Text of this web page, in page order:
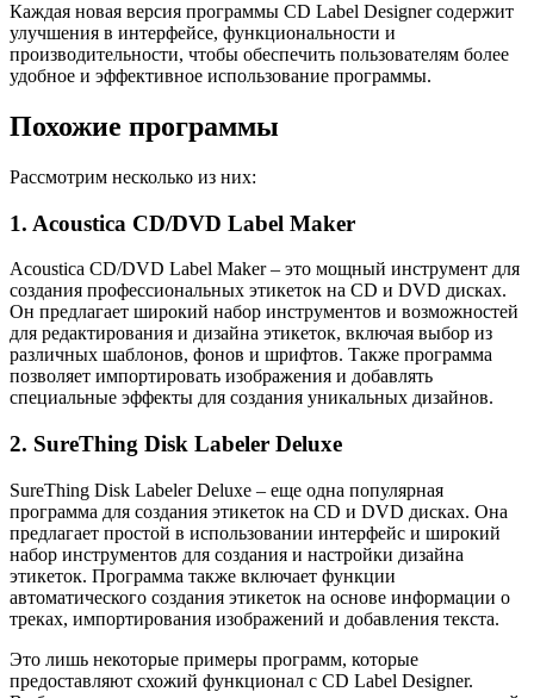
Каждая новая версия программы CD Label Designer содержит
улучшения в интерфейсе, функциональности и
производительности, чтобы обеспечить пользователям более
удобное и эффективное использование программы.
Похожие программы
Рассмотрим несколько из них:
1. Acoustica CD/DVD Label Maker
Acoustica CD/DVD Label Maker – это мощный инструмент для
создания профессиональных этикеток на CD и DVD дисках.
Он предлагает широкий набор инструментов и возможностей
для редактирования и дизайна этикеток, включая выбор из
различных шаблонов, фонов и шрифтов. Также программа
позволяет импортировать изображения и добавлять
специальные эффекты для создания уникальных дизайнов.
2. SureThing Disk Labeler Deluxe
SureThing Disk Labeler Deluxe – еще одна популярная
программа для создания этикеток на CD и DVD дисках. Она
предлагает простой в использовании интерфейс и широкий
набор инструментов для создания и настройки дизайна
этикеток. Программа также включает функции
автоматического создания этикеток на основе информации о
треках, импортирования изображений и добавления текста.
Это лишь некоторые примеры программ, которые
предоставляют схожий функционал с CD Label Designer.